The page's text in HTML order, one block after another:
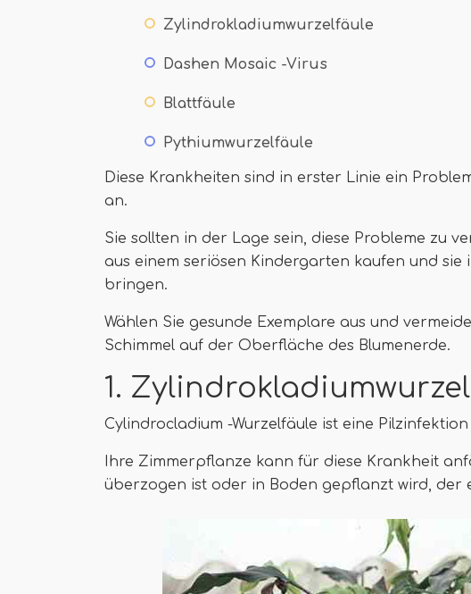
Zylindrokladiumwurzelfäule
Dashen Mosaic -Virus
Blattfäule
Pythiumwurzelfäule
Diese Krankheiten sind in erster Linie ein
an.
Sie sollten in der Lage sein, diese Probleme zu
aus einem seriösen Kindergarten kaufen und sie
bringen.
Wählen Sie gesunde Exemplare aus und
Schimmel auf der Oberfläche des Blumenerde.
1.
Cylindrocladium -Wurzelfäule ist eine
Ihre Zimmerpflanze kann für diese Krankheit
überzogen ist oder in Boden gepflanzt wird, der